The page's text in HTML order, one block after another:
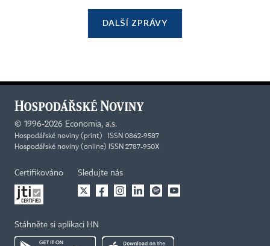
DALŠÍ ZPRÁVY
© 1996-2026 Economia, a.s.
Hospodářské noviny (print) ISSN 0862-9587
Hospodářské noviny (online) ISSN 2787-950X
Certifikováno Sledujte nás
Stáhněte si aplikaci HN